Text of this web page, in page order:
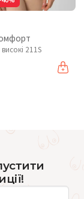
211S